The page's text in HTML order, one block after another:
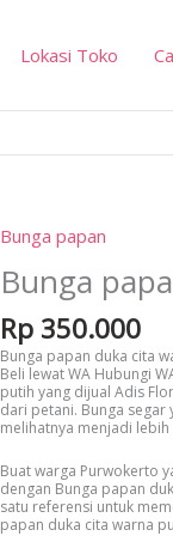
Lokasi Toko
Bunga papan
Bunga
Rp 350.000
Bunga papan duka cita
Beli lewat WA Hubungi
putih yang dijual Adis
dari petani. Bunga segar
melihatnya menjadi
Buat warga Purwokerto
dengan Bunga papan
satu referensi untuk
papan duka cita warna